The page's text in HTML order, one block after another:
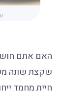
האם אתם
שקצת שונה
חיית מחמד